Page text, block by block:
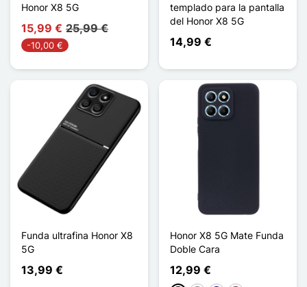
Honor X8 5G
15,99 € 25,99 €
-10,00 €
templado para la pantalla
del Honor X8 5G
14,99 €
Funda ultrafina Honor X8
5G
13,99 €
Honor X8 5G Mate Funda
Doble Cara
12,99 €